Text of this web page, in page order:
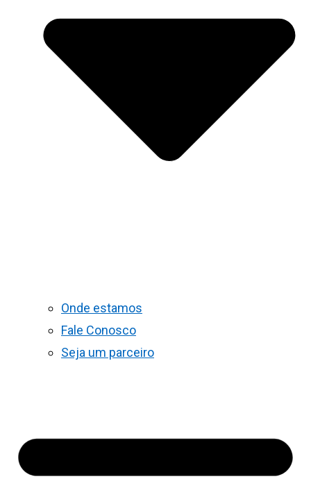
Onde estamos
Fale Conosco
Seja um parceiro